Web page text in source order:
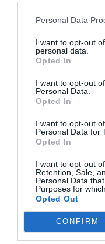
Personal Data
I want to opt-out
personal data.
Opted In
I want to opt-out
Personal Data.
Opted In
I want to opt-out
Personal Data for
Opted In
I want to opt-out
Retention, Sale,
Personal Data
Purposes for
Opted Out
CONFIRM
αηδία», ανέφερε σε
επίσης ότι βρίσκεται
ομόλογό του,
Reuters, ΑFP, ΑΠΕ-ΜΠΕ,
Χώρες Χαμηλού
Πωλούν οι